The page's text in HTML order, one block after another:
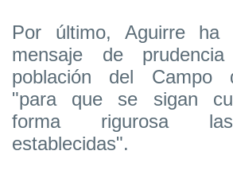
Por último, Aguirre ha
mensaje de
población del Campo
"para que se sigan
forma rigurosa
establecidas".